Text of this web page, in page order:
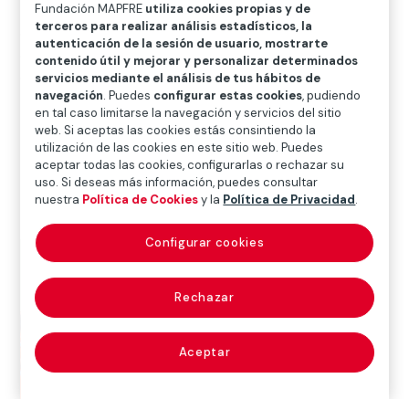
Claves para disfrutar de las autocaravanas
que la aventura de conducir una autocaravana no se
convierta en pesadilla, es conveniente tomar una serie
de precauciones y seguir unos consejos básicos.
Descargar Español (4 MB)
Descargar Inglés (4 MB)
Descargar Portugués (4 MB)
Fundación MAPFRE utiliza cookies propias y de
terceros para realizar análisis estadísticos, la
autenticación de la sesión de usuario, mostrarte
contenido útil y mejorar y personalizar determinados
servicios mediante el análisis de tus hábitos de
navegación. Puedes configurar estas cookies, pudiendo
en tal caso limitarse la navegación y servicios del sitio
web. Si aceptas las cookies estás consintiendo la
utilización de las cookies en este sitio web. Puedes
aceptar todas las cookies, configurarlas o rechazar su
uso. Si deseas más información, puedes consultar
nuestra Política de Cookiesy la Política de Privacidad.
Rechazar
Aceptar
Configurar cookies